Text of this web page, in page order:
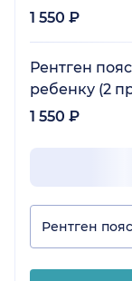
1 550 ₽
Рентген
ребенку (2
1 550 ₽